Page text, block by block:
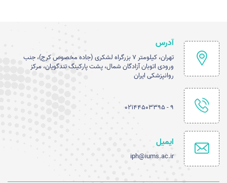
آدرس
تهران، کیلومتر ۷ بزرگراه لشکری (جاده مخصوص کرج)، جنب
ورودی اتوبان آزادگان شمال، پشت پارکینگ تندگویان، مرکز
روانپزشکی ایران
۹ - ۰۲۱۴۴۵۰۳۳۹۵
ایمیل
iph@iums.ac.ir